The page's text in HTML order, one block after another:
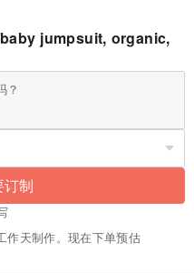
jumpsuit, organic,
？
制
作天制作。现在下单预估